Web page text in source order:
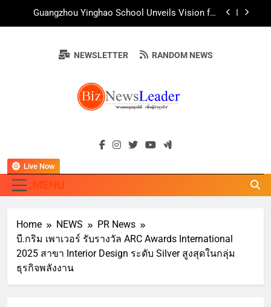
AirAsia X SEE FAH พันธมิตรทางธุรกิจยาวนานกว่า
ทางวิชาการและการตลาดเชิงรุก แนะเคล็ดลับปรับ
ธุรกิจท่องเที่ยวไทย “ขายได้ ขายดี ขายนาน”
สืบสานพุทธศาสนา สร้างสังคมปลอดเหล้า ภายใต้
แนวคิด “90 วัน เก็บแต้มสุขภาพดี สิ่งดีๆ จะเกิดขึ้น”
Guangzhou Yinghao School Unveils Vision for
Future-Ready Education
“ข้าวหน้าไก่ราชวงศ์” พุ่งทะยานสู่น่านฟ้า
ททท. ร่วมมือกับ จุฬาลงกรณ์มหาวิทยาลัย จัดสัมมนา
ธุรกิจท่องเที่ยวไทย “ขายได้ ขายดี ขายนาน”
BIZNEWSLEADER
"ครอบคลุมทุกมิติ เพื่อ…ผู้นำธุรกิจ"
NEWSLETTER RANDOM NEWS
MENU
Live Now
Home NEWS
PR News
บี.กริม เพาเวอร์ รับรางวัล ARC Awards International
2025 สาขา Interior Design ระดับ Silver สูงสุดในกลุ่ม
ธุรกิจพลังงาน